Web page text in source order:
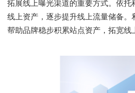
拓展线上曝光渠道的重要方式。依
线上资产，逐步提升线上流量储备
帮助品牌稳步积累站点资产，拓宽线